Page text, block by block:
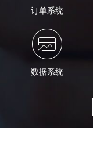
订单系统
数据系统